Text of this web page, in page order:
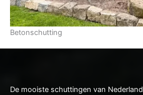
Betonschutting
De mooiste schuttingen van Nederland